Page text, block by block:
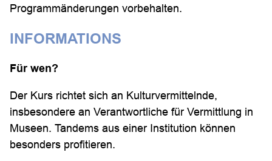
Programmänderungen vorbehalten.
INFORMATIONS
Für wen?
Der Kurs richtet sich an Kulturvermittelnde,
insbesondere an Verantwortliche für Vermittlung in
Museen. Tandems aus einer Institution können
besonders profitieren.